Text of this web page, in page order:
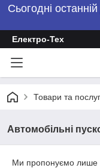
Сьогодні
Електро-Тех
Товари та
Автомобільні
Ми пропонуємо лише